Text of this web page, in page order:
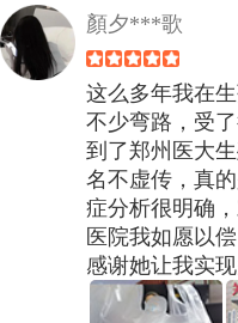
顏夕***歌
这么多年我在
不少弯路，受
到了郑州医大
名不虚传，真
症分析很明确
医院我如愿以
感谢她让我实现